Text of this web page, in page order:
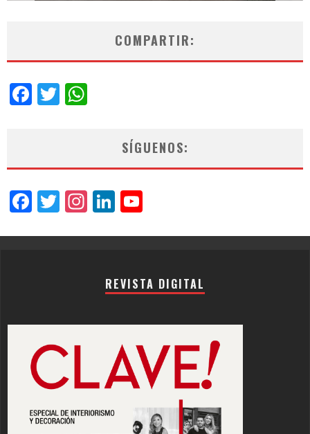
COMPARTIR:
Facebook
Twitter
SÍGUENOS:
Facebook
Twitter
Instagram
LinkedIn
REVISTA DIGITAL